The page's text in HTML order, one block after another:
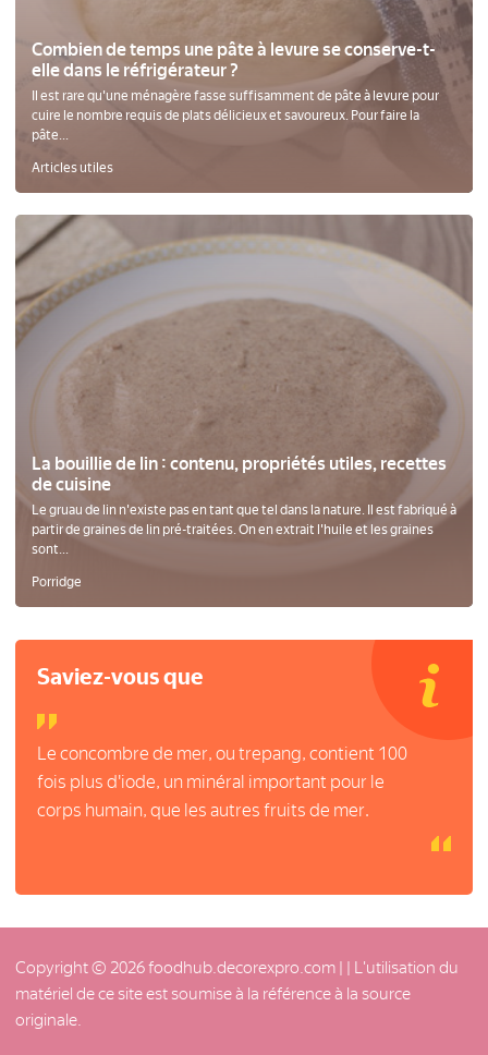
Combien de temps une pâte à levure se conserve-t-
elle dans le réfrigérateur ?
Il est rare qu'une ménagère fasse suffisamment de pâte à levure pour
cuire le nombre requis de plats délicieux et savoureux. Pour faire la
pâte...
Articles utiles
La bouillie de lin : contenu, propriétés utiles, recettes
de cuisine
Le gruau de lin n'existe pas en tant que tel dans la nature. Il est fabriqué à
partir de graines de lin pré-traitées. On en extrait l'huile et les graines
sont...
Porridge
Saviez-vous que
Le concombre de mer, ou trepang, contient 100
fois plus d'iode, un minéral important pour le
corps humain, que les autres fruits de mer.
Copyright © 2026 foodhub.decorexpro.com | | L'utilisation du
matériel de ce site est soumise à la référence à la source
originale.